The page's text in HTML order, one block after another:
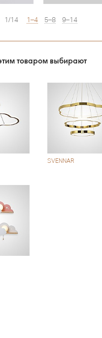
1/14 1–4 5–8 9–14
товаром выбирают
SVENNAR